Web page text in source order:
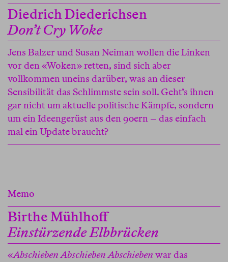
Diedrich Diederichsen
Don’t Cry Woke
Jens Balzer und Susan Neiman wollen die Linken
vor den «Woken» retten, sind sich aber
vollkommen uneins darüber, was an dieser
Sensibilität das Schlimmste sein soll. Geht’s ihnen
gar nicht um aktuelle politische Kämpfe, sondern
um ein Ideengerüst aus den 90ern – das einfach
mal ein Update braucht?
Memo
Birthe Mühlhoff
Einstürzende Elbbrücken
«Abschieben Abschieben Abschieben war das